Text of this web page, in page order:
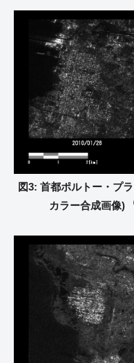
図3: 首都ポルトー・プ
カラー合成画像)